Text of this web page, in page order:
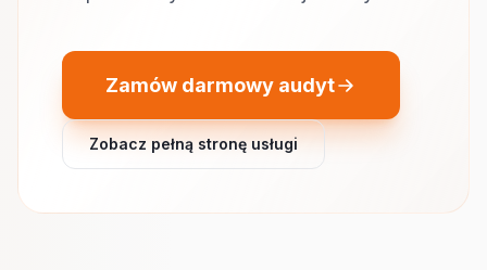
Zamów darmowy audyt
Zobacz pełną stronę usługi